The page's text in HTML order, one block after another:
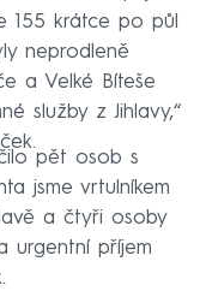
155 krátce po půl
neprodleně
a Velké Bíteše
služby z Jihlavy,“
pět osob s
jsme vrtulníkem
a čtyři osoby
urgentní příjem